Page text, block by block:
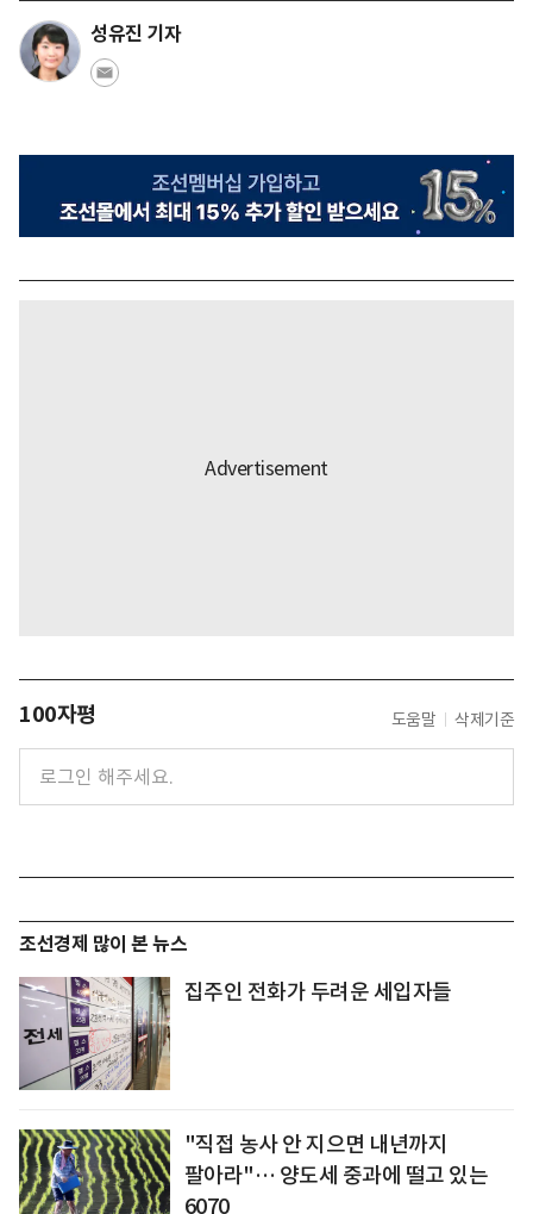
성유진 기자
100자평 도움말 삭제기준
조선경제 많이 본 뉴스
집주인 전화가 두려운 세입자들
"직접 농사 안 지으면 내년까지
팔아라"… 양도세 중과에 떨고 있는
6070